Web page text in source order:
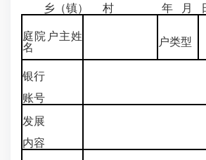
乡（镇） 村 年 月
庭院户主姓
名
户类型
银行
账号
发展
内容